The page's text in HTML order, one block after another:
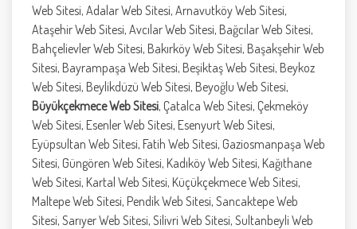
Web Sitesi, Adalar Web Sitesi, Arnavutköy Web Sitesi,
Ataşehir Web Sitesi, Avcılar Web Sitesi, Bağcılar Web Sitesi,
Bahçelievler Web Sitesi, Bakırköy Web Sitesi, Başakşehir Web
Sitesi, Bayrampaşa Web Sitesi, Beşiktaş Web Sitesi, Beykoz
Web Sitesi, Beylikdüzü Web Sitesi, Beyoğlu Web Sitesi,
Büyükçekmece Web Sitesi, Çatalca Web Sitesi, Çekmeköy
Web Sitesi, Esenler Web Sitesi, Esenyurt Web Sitesi,
Eyüpsultan Web Sitesi, Fatih Web Sitesi, Gaziosmanpaşa Web
Sitesi, Güngören Web Sitesi, Kadıköy Web Sitesi, Kağıthane
Web Sitesi, Kartal Web Sitesi, Küçükçekmece Web Sitesi,
Maltepe Web Sitesi, Pendik Web Sitesi, Sancaktepe Web
Sitesi, Sarıyer Web Sitesi, Silivri Web Sitesi, Sultanbeyli Web